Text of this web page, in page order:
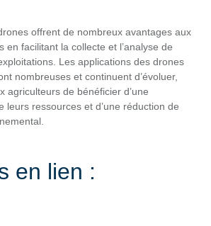
offrent de nombreux avantages aux
en facilitant la collecte et l’analyse de
Les applications des drones
nombreuses et continuent d’évoluer,
agriculteurs de bénéficier d’une
leurs ressources et d’une réduction de
en lien :